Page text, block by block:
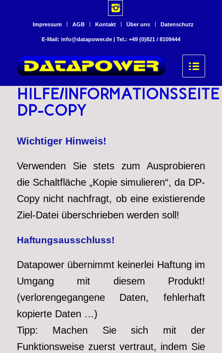
Impressum AGB Kontakt Über uns Datenschutz
E-Mail: info@datapower.de | Tel.: +49 (0)821 / 8109444
HILFE/INFORMATIONSSEITE
DP-COPY
Wichtiger Hinweis!
Verwenden Sie stets zum Ausprobieren
die Schaltfläche „Kopie simulieren“, da DP-
Copy nicht nachfragt, ob eine existierende
Ziel-Datei überschrieben werden soll!
Haftungsausschluss!
Datapower übernimmt keinerlei Haftung im
Umgang mit diesem Produkt!
(verlorengegangene Daten, fehlerhaft
kopierte Daten …)
Tipp: Machen Sie sich mit der
Funktionsweise zuerst vertraut, indem Sie